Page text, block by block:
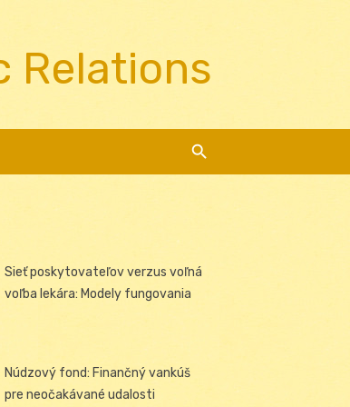
Relations
Sieť poskytovateľov verzus voľná
voľba lekára: Modely fungovania
Núdzový fond: Finančný vankúš
pre neočakávané udalosti